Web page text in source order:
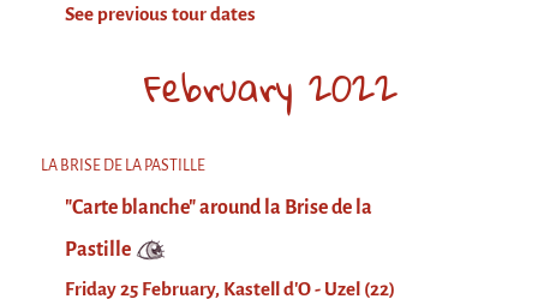
Muscle Pain
La Brise de la Pastille
L'âne & la carotte
Les maîtres du désordre
L'essaim - participative project surrounding
La Brise de la Pastille
Mad in Finland
See previous tour dates
February 2022
LA BRISE DE LA PASTILLE
"Carte blanche" around la Brise de la
Pastille
Friday 25 February, Kastell d'O - Uzel (22)